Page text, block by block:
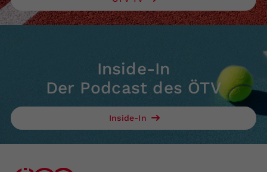
Inside-In
Der Podcast des ÖTV
Inside-In